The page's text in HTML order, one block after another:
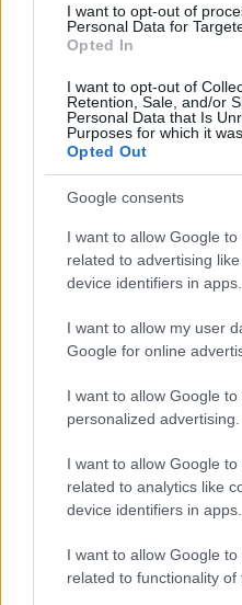
I want to opt-out of
Personal Data for
Opted In
I want to opt-out of
Retention, Sale, and/or
Personal Data that Is
Purposes for which it
Opted Out
Google consents
I want to allow Google
related to advertising
device identifiers in apps.
I want to allow my user
Google for online
I want to allow Google to
personalized advertising.
I want to allow Google
related to analytics like
device identifiers in apps.
I want to allow Google
related to functionality of
Continua a leggere
NEWS
Arrestati cinque agenti
accuse e i dettagli